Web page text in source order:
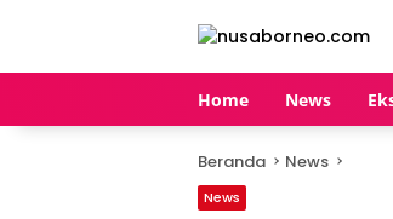
Home News
Beranda News
News